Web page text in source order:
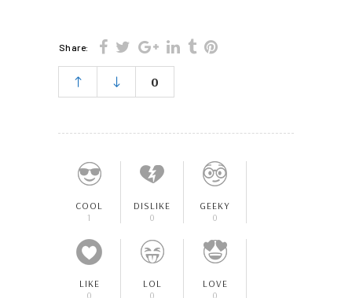
Share:
0
COOL
1
DISLIKE
0
GEEKY
0
LIKE
0
LOL
0
LOVE
0